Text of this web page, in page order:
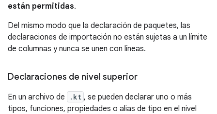
están permitidas.
Del mismo modo que la declaración de paquetes, las
declaraciones de importación no están sujetas a un límite
de columnas y nunca se unen con líneas.
Declaraciones de nivel superior
En un archivo de .kt , se pueden declarar uno o más
tipos, funciones, propiedades o alias de tipo en el nivel